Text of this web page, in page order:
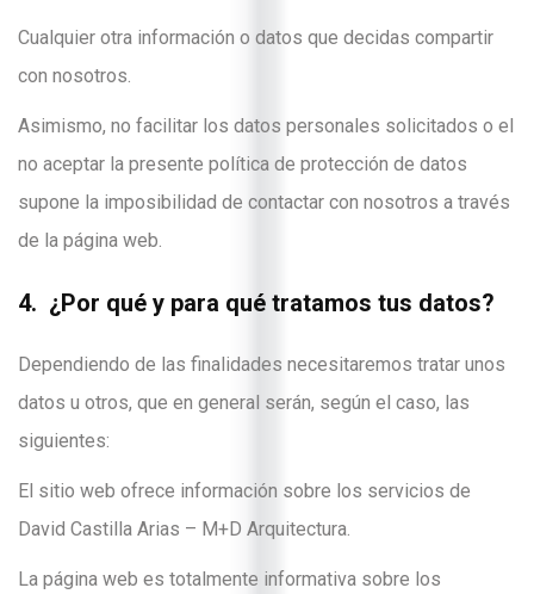
Cualquier otra información o datos que decidas compartir
con nosotros.
Asimismo, no facilitar los datos personales solicitados o el
no aceptar la presente política de protección de datos
supone la imposibilidad de contactar con nosotros a través
de la página web.
4. ¿Por qué y para qué tratamos tus datos?
Dependiendo de las finalidades necesitaremos tratar unos
datos u otros, que en general serán, según el caso, las
siguientes:
El sitio web ofrece información sobre los servicios de
David Castilla Arias – M+D Arquitectura.
La página web es totalmente informativa sobre los